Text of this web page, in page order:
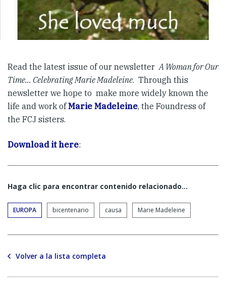
Read the latest issue of our newsletterA Woman for Our
Time… Celebrating Marie Madeleine. Through this
newsletter we hope to make more widely known the
life and work ofMarie Madeleine, the Foundress of
the FCJ sisters.
Download it here:
Haga clic para encontrar contenido relacionado...
EUROPA bicentenario causa Marie Madeleine
Volver a la lista completa